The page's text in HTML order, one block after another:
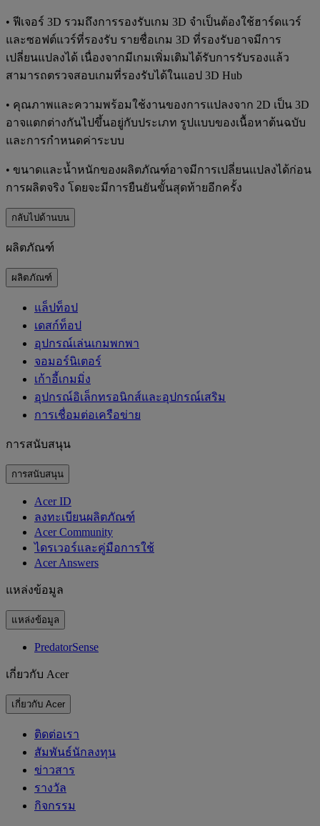
• ฟีเจอร์ 3D รวมถึงการรองรับเกม 3D จำเป็นต้องใช้ฮาร์ดแวร์
และซอฟต์แวร์ที่รองรับ รายชื่อเกม 3D ที่รองรับอาจมีการ
เปลี่ยนแปลงได้ เนื่องจากมีเกมเพิ่มเติมได้รับการรับรองแล้ว
สามารถตรวจสอบเกมที่รองรับได้ในแอป 3D Hub
• คุณภาพและความพร้อมใช้งานของการแปลงจาก 2D เป็น 3D
อาจแตกต่างกันไปขึ้นอยู่กับประเภท รูปแบบของเนื้อหาต้นฉบับ
และการกำหนดค่าระบบ
• ขนาดและน้ำหนักของผลิตภัณฑ์อาจมีการเปลี่ยนแปลงได้ก่อน
การผลิตจริง โดยจะมีการยืนยันขั้นสุดท้ายอีกครั้ง
กลับไปด้านบน
ผลิตภัณฑ์
ผลิตภัณฑ์
แล็ปท็อป
เดสก์ท็อป
อุปกรณ์เล่นเกมพกพา
จอมอร์นิเตอร์
เก้าอี้เกมมิ่ง
อุปกรณ์อิเล็กทรอนิกส์และอุปกรณ์เสริม
การเชื่อมต่อเครือข่าย
การสนับสนุน
การสนับสนุน
Acer ID
ลงทะเบียนผลิตภัณฑ์
Acer Community
ไดรเวอร์และคู่มือการใช้
Acer Answers
แหล่งข้อมูล
แหล่งข้อมูล
PredatorSense
เกี่ยวกับ Acer
เกี่ยวกับ Acer
ติดต่อเรา
สัมพันธ์นักลงทุน
ข่าวสาร
รางวัล
กิจกรรม